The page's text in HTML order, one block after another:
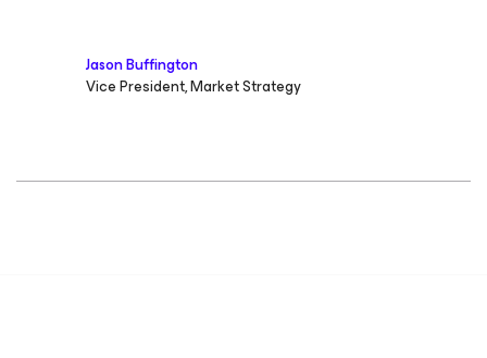
Jason Buffington
Vice President, Market Strategy